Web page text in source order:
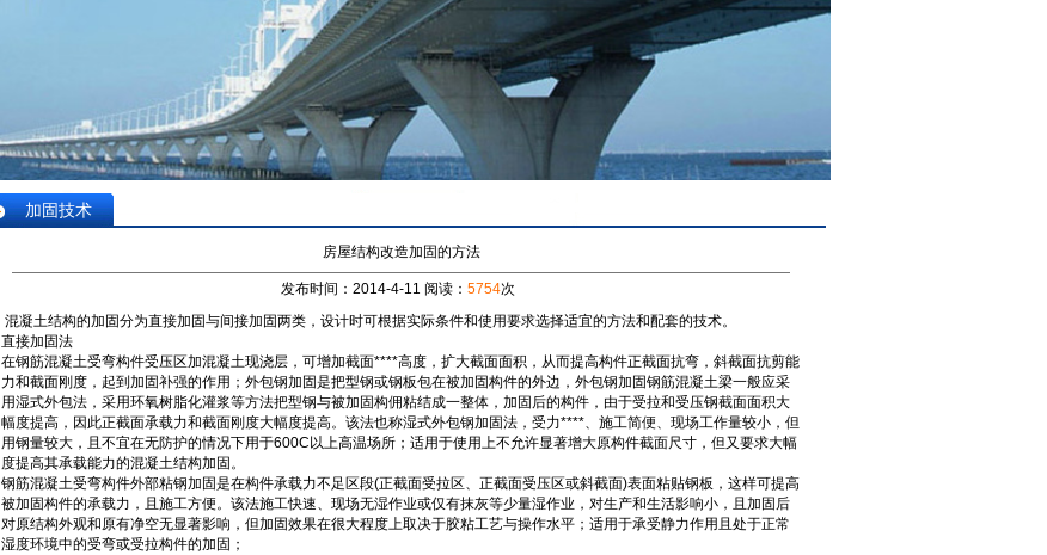
加固技术
房屋结构改造加固的方法
发布时间：2014-4-11 阅读： 5754次
混凝土结构的加固分为直接加固与间接加固两类，设计时可根据实际条件和使用要求选择适宜的方法和配套的技术。
直接加固法
在钢筋混凝土受弯构件受压区加混凝土现浇层，可增加截面****高度，扩大截面面积，从而提高构件正截面抗弯，斜截面抗剪能
力和截面刚度，起到加固补强的作用；外包钢加固是把型钢或钢板包在被加固构件的外边，外包钢加固钢筋混凝土梁一般应采
用湿式外包法，采用环氧树脂化灌浆等方法把型钢与被加固构佣粘结成一整体，加固后的构件，由于受拉和受压钢截面面积大
幅度提高，因此正截面承载力和截面刚度大幅度提高。该法也称湿式外包钢加固法，受力****、施工简便、现场工作量较小，但
用钢量较大，且不宜在无防护的情况下用于600C以上高温场所；适用于使用上不允许显著增大原构件截面尺寸，但又要求大幅
度提高其承载能力的混凝土结构加固。
钢筋混凝土受弯构件外部粘钢加固是在构件承载力不足区段(正截面受拉区、正截面受压区或斜截面)表面粘贴钢板，这样可提高
被加固构件的承载力，且施工方便。该法施工快速、现场无湿作业或仅有抹灰等少量湿作业，对生产和生活影响小，且加固后
对原结构外观和原有净空无显著影响，但加固效果在很大程度上取决于胶粘工艺与操作水平；适用于承受静力作用且处于正常
湿度环境中的受弯或受拉构件的加固；